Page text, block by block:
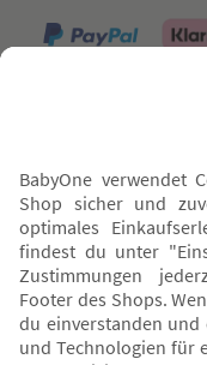
Versand mit
* Alle Preise inkl. MwSt. und